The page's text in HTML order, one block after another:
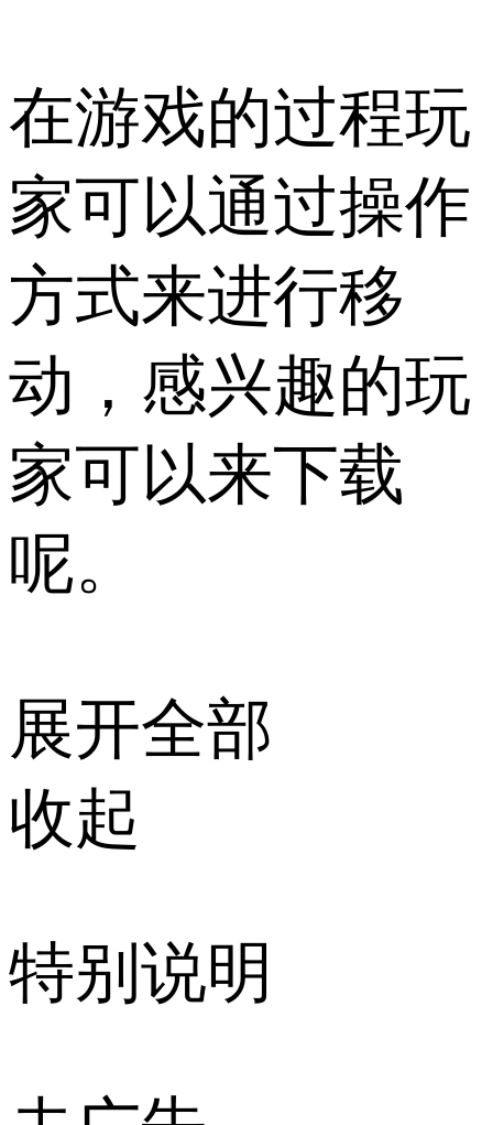
在游戏的过程玩
家可以通过操作
方式来进行移
动，感兴趣的玩
家可以来下载
呢。
展开全部
收起
特别说明